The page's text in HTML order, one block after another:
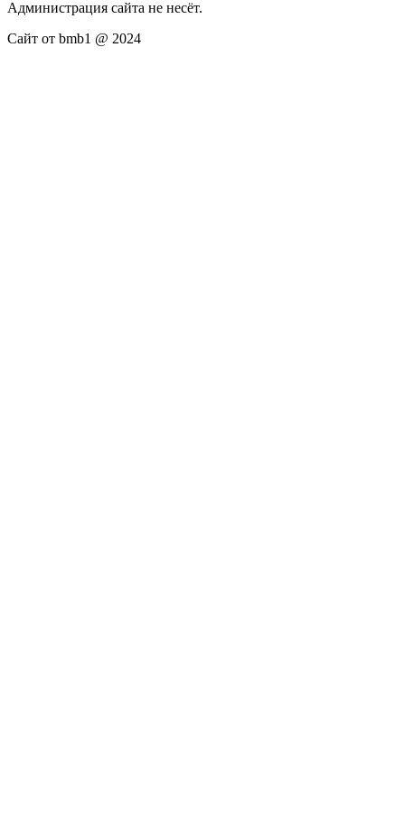
Администрация сайта не несёт.
Сайт от bmb1 @ 2024